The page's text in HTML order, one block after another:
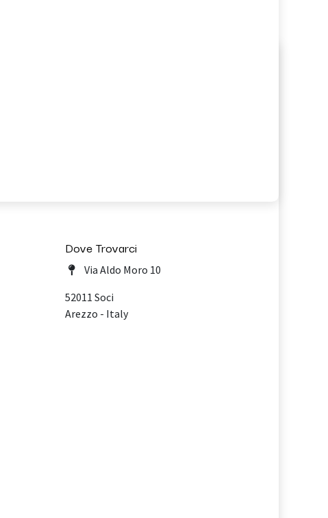
Dove Trovarci
Via Aldo Moro 10
52011 Soci
Arezzo - Italy